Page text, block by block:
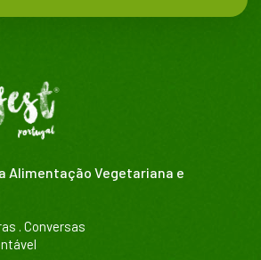
Alimentação Vegetariana e
. Conversas